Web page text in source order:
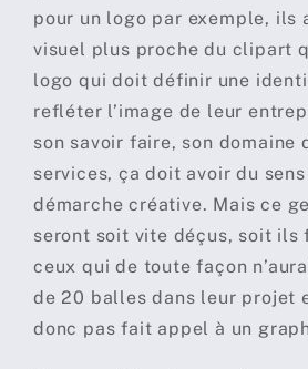
pour un logo par exemple, ils
visuel plus proche du clipart
logo qui doit définir une
refléter l’image de leur
son savoir faire, son domaine
services, ça doit avoir du
démarche créative. Mais ce
seront soit vite déçus, soit ils
ceux qui de toute façon
de 20 balles dans leur projet
donc pas fait appel à un